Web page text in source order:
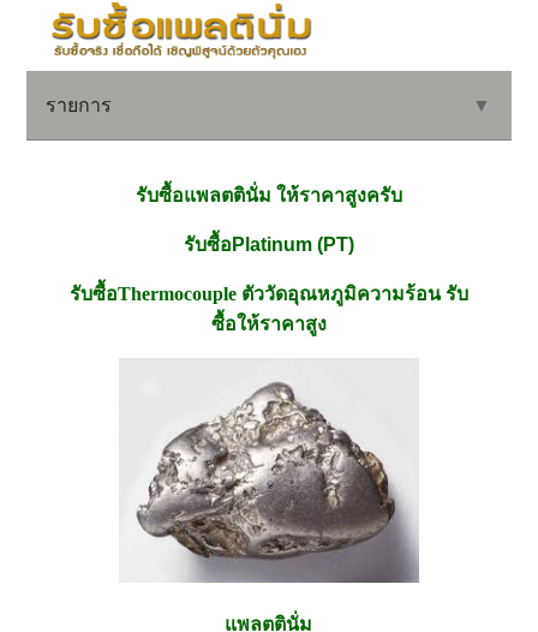
รายการ ▼
รับซื้อแพลตตินั่ม ให้ราคาสูงครับ
รับซื้อ Platinum (PT)
รับซื้อThermocoupleตัววัดอุณหภูมิความร้อน รับ
ซื้อให้ราคาสูง
แพลตตินั่ม